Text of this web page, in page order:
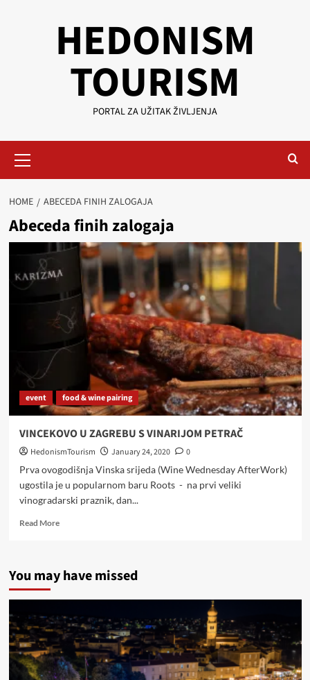
HEDONISM
TOURISM
PORTAL ZA UŽITAK ŽIVLJENJA
Menu
HOME ABECEDA FINIH ZALOGAJA
Abeceda finih zalogaja
event food & wine pairing
VINCEKOVO U ZAGREBU S VINARIJOM PETRAČ
HedonismTourism January 24, 2020
0
Prva ovogodišnja Vinska srijeda (Wine Wednesday AfterWork)
ugostila je u popularnom baru Roots - na prvi veliki
vinogradarski praznik, dan...
Read MoreRead
U
S
PETRAČ
You may have missed